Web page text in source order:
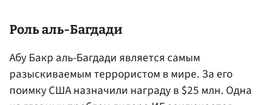
Роль аль-Багдади
Абу Бакр аль-Багдади является самым
разыскиваемым террористом в мире. За его
поимку США назначили награду в $25 млн. Одна